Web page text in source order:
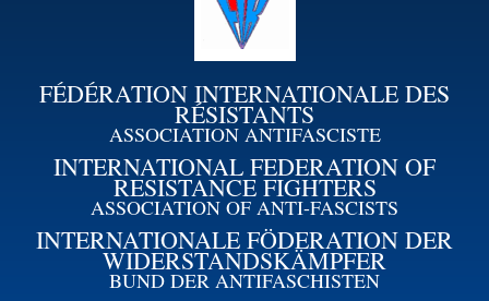
FÉDÉRATION INTERNATIONALE DES
RÉSISTANTS
ASSOCIATION ANTIFASCISTE
INTERNATIONAL FEDERATION OF
RESISTANCE FIGHTERS
ASSOCIATION OF ANTI-FASCISTS
INTERNATIONALE FÖDERATION DER
WIDERSTANDSKÄMPFER
BUND DER ANTIFASCHISTEN